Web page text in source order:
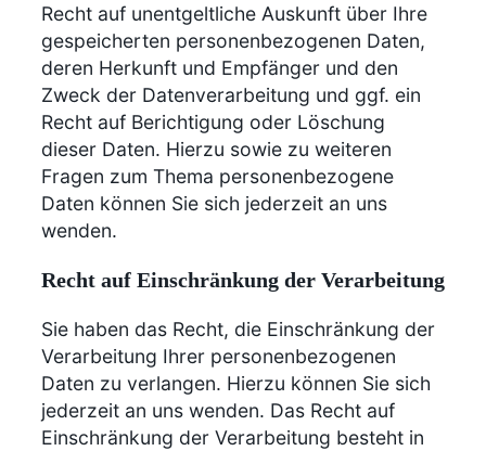
Recht auf unentgeltliche Auskunft über Ihre
gespeicherten personenbezogenen Daten,
deren Herkunft und Empfänger und den
Zweck der Datenverarbeitung und ggf. ein
Recht auf Berichtigung oder Löschung
dieser Daten. Hierzu sowie zu weiteren
Fragen zum Thema personenbezogene
Daten können Sie sich jederzeit an uns
wenden.
Recht auf Einschränkung der Verarbeitung
Sie haben das Recht, die Einschränkung der
Verarbeitung Ihrer personenbezogenen
Daten zu verlangen. Hierzu können Sie sich
jederzeit an uns wenden. Das Recht auf
Einschränkung der Verarbeitung besteht in